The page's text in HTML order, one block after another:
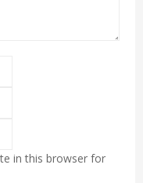
in this browser for